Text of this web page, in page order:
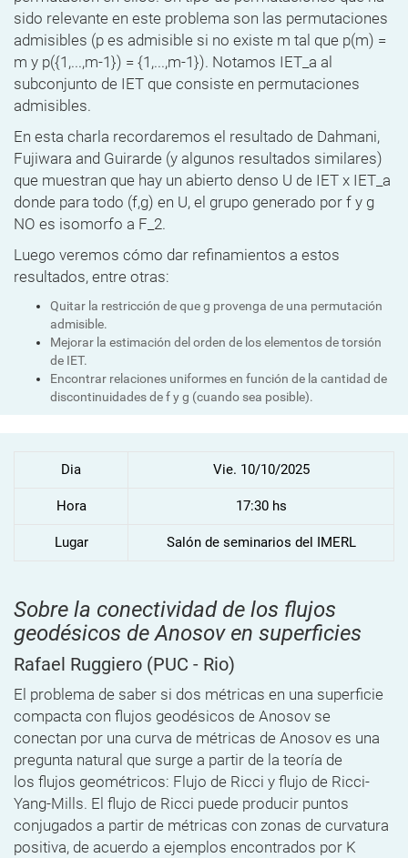
sido relevante en este problema son las permutaciones
admisibles (p es admisible si no existe m tal que p(m) =
m y p({1,...,m-1}) = {1,...,m-1}). Notamos IET_a al
subconjunto de IET que consiste en permutaciones
admisibles.
En esta charla recordaremos el resultado de Dahmani,
Fujiwara and Guirarde (y algunos resultados similares)
que muestran que hay un abierto denso U de IET x IET_a
donde para todo (f,g) en U, el grupo generado por f y g
NO es isomorfo a F_2.
Luego veremos cómo dar refinamientos a estos
resultados, entre otras:
Quitar la restricción de que g provenga de una permutación
admisible.
Mejorar la estimación del orden de los elementos de torsión
de IET.
Encontrar relaciones uniformes en función de la cantidad de
discontinuidades de f y g (cuando sea posible).
Dia Vie. 10/10/2025
Hora 17:30 hs
Lugar Salón de seminarios del IMERL
Sobre la conectividad de los flujos
geodésicos de Anosov en superficies
Rafael Ruggiero (PUC - Rio)
El problema de saber si dos métricas en una superficie
compacta con flujos geodésicos de Anosov se
conectan por una curva de métricas de Anosov es una
pregunta natural que surge a partir de la teoría de
los flujos geométricos: Flujo de Ricci y flujo de Ricci-
Yang-Mills. El flujo de Ricci puede producir puntos
conjugados a partir de métricas con zonas de curvatura
positiva, de acuerdo a ejemplos encontrados por K